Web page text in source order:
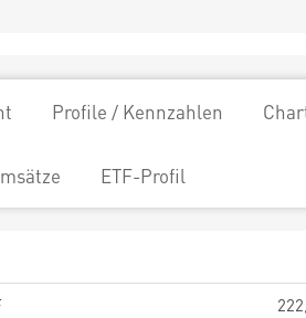
Profile / Kennzahlen
ETF-Profil